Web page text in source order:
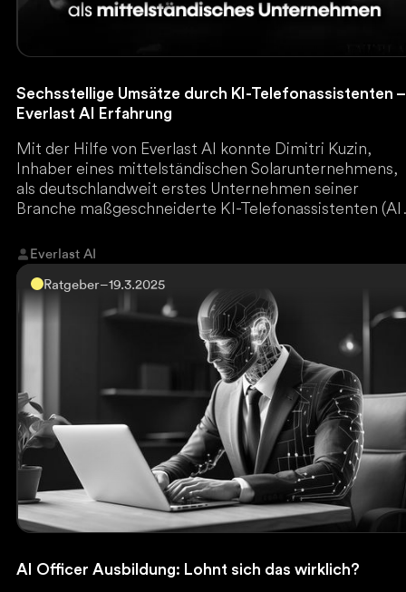
Sechsstellige Umsätze durch KI-Telefonassistenten –
Everlast AI Erfahrung
Mit der Hilfe von Everlast AI konnte Dimitri Kuzin,
Inhaber eines mittelständischen Solarunternehmens,
als deutschlandweit erstes Unternehmen seiner
Branche maßgeschneiderte KI-Telefonassistenten (AI
Interessenten für die der Vertrieb keine Zeit hatte,
reaktivieren und dadurch sechsstellige Umsätze
generieren.
Everlast AI
Ratgeber–19.3.2025
AI Officer Ausbildung: Lohnt sich das wirklich?